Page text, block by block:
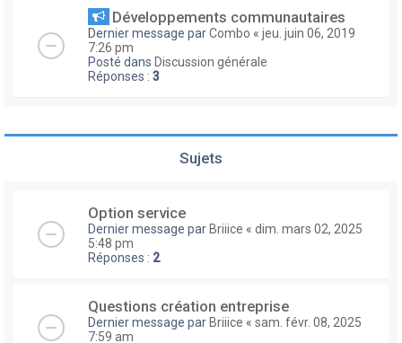
Développements communautaires
Dernier message parCombo « jeu. juin 06, 2019
7:26 pm
Posté dans Discussion générale
Réponses : 3
Sujets
Option service
Dernier message parBriiice « dim. mars 02, 2025
5:48 pm
Réponses : 2
Questions création entreprise
Dernier message parBriiice « sam. févr. 08, 2025
7:59 am